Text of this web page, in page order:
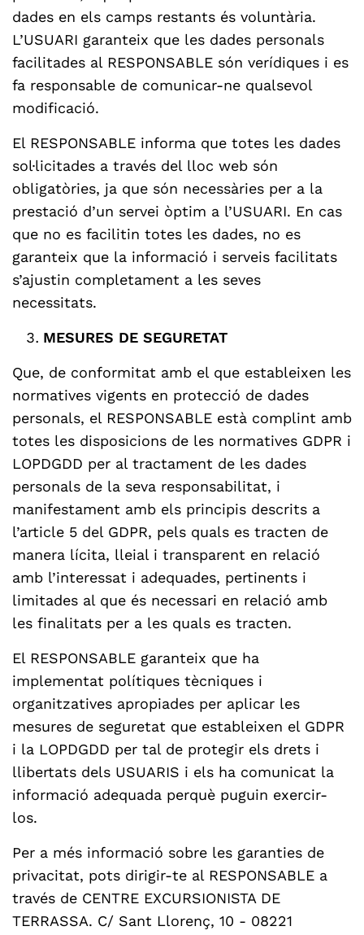
dades en els camps restants és voluntària.
L’USUARI garanteix que les dades personals
facilitades al RESPONSABLE són verídiques i es
fa responsable de comunicar-ne qualsevol
modificació.
El RESPONSABLE informa que totes les dades
sol·licitades a través del lloc web són
obligatòries, ja que són necessàries per a la
prestació d’un servei òptim a l’USUARI. En cas
que no es facilitin totes les dades, no es
garanteix que la informació i serveis facilitats
s’ajustin completament a les seves
necessitats.
MESURES DE SEGURETAT
Que, de conformitat amb el que estableixen les
normatives vigents en protecció de dades
personals, el RESPONSABLE està complint amb
totes les disposicions de les normatives GDPR i
LOPDGDD per al tractament de les dades
personals de la seva responsabilitat, i
manifestament amb els principis descrits a
l’article 5 del GDPR, pels quals es tracten de
manera lícita, lleial i transparent en relació
amb l’interessat i adequades, pertinents i
limitades al que és necessari en relació amb
les finalitats per a les quals es tracten.
El RESPONSABLE garanteix que ha
implementat polítiques tècniques i
organitzatives apropiades per aplicar les
mesures de seguretat que estableixen el GDPR
i la LOPDGDD per tal de protegir els drets i
llibertats dels USUARIS i els ha comunicat la
informació adequada perquè puguin exercir-
los.
Per a més informació sobre les garanties de
privacitat, pots dirigir-te al RESPONSABLE a
través de CENTRE EXCURSIONISTA DE
TERRASSA. C/ Sant Llorenç, 10 - 08221